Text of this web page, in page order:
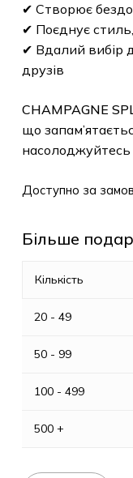
✔ Створює
✔ Поєднує
✔ Вдалий вибір
друзів
CHAMPAGNE
що
Доступно за
Більше
Кількість
20 - 49
50 - 99
100 - 499
500 +